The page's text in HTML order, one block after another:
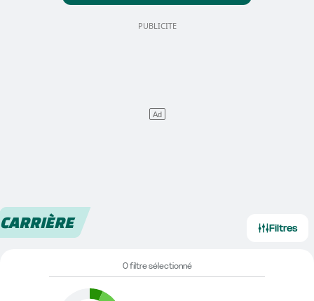
CARRIÈRE Filtres
0 filtre sélectionné